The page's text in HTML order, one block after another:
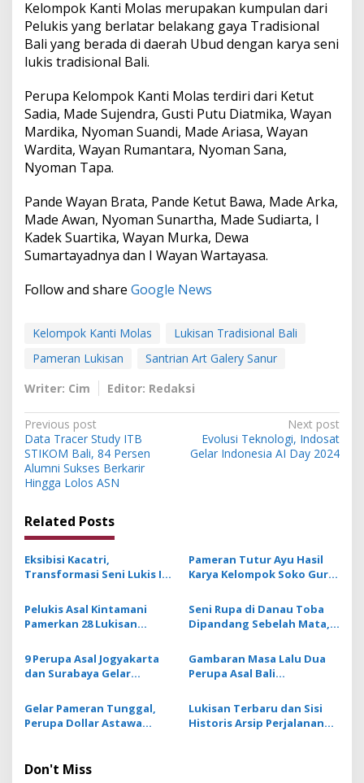
Kelompok Kanti Molas merupakan kumpulan dari
Pelukis yang berlatar belakang gaya Tradisional
Bali yang berada di daerah Ubud dengan karya seni
lukis tradisional Bali.
Perupa Kelompok Kanti Molas terdiri dari Ketut
Sadia, Made Sujendra, Gusti Putu Diatmika, Wayan
Mardika, Nyoman Suandi, Made Ariasa, Wayan
Wardita, Wayan Rumantara, Nyoman Sana,
Nyoman Tapa.
Pande Wayan Brata, Pande Ketut Bawa, Made Arka,
Made Awan, Nyoman Sunartha, Made Sudiarta, I
Kadek Suartika, Wayan Murka, Dewa
Sumartayadnya dan I Wayan Wartayasa.
Follow and share Google News
Kelompok Kanti Molas
Lukisan Tradisional Bali
Pameran Lukisan
Santrian Art Galery Sanur
Writer: Cim
Editor: Redaksi
P
o
s
t
n
a
v
i
g
a
t
i
o
n
Previous post
Data Tracer Study ITB
STIKOM Bali, 84 Persen
Alumni Sukses Berkarir
Hingga Lolos ASN
Next post
Evolusi Teknologi, Indosat
Gelar Indonesia AI Day 2024
Related Posts
Eksibisi Kacatri,
Transformasi Seni Lukis I
Primitif ke Rerajahan
Pameran Tutur Ayu Hasil
Karya Kelompok Soko Guru
Pelukis Asal Kintamani
Pamerkan 28 Lukisan
Gallery Sanur
Seni Rupa di Danau Toba
Dipandang Sebelah Mata, 9
Perupa Bali
9 Perupa Asal Jogyakarta
dan Surabaya Gelar
Santrian Art Gallery Sanur
Gambaran Masa Lalu Dua
Perupa Asal Bali
Pameran Path of Time a
Returning
Gelar Pameran Tunggal,
Perupa Dollar Astawa
Lukisan Terbaru dan Sisi
Historis Arsip Perjalanan
Don't Miss